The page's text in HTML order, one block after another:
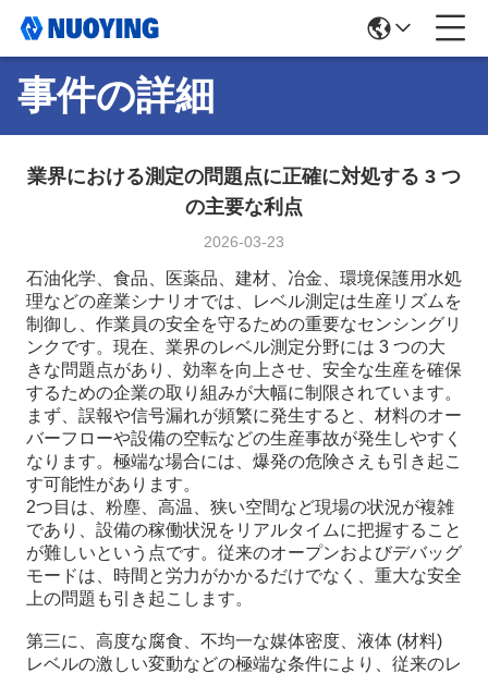
事件の詳細
業界における測定の問題点に正確に対処する 3 つ
の主要な利点
2026-03-23
石油化学、食品、医薬品、建材、冶金、環境保護用水処
理などの産業シナリオでは、レベル測定は生産リズムを
制御し、作業員の安全を守るための重要なセンシングリ
ンクです。現在、業界のレベル測定分野には 3 つの大
きな問題点があり、効率を向上させ、安全な生産を確保
するための企業の取り組みが大幅に制限されています。
まず、誤報や信号漏れが頻繁に発生すると、材料のオー
バーフローや設備の空転などの生産事故が発生しやすく
なります。極端な場合には、爆発の危険さえも引き起こ
す可能性があります。
2つ目は、粉塵、高温、狭い空間など現場の状況が複雑
であり、設備の稼働状況をリアルタイムに把握すること
が難しいという点です。従来のオープンおよびデバッグ
モードは、時間と労力がかかるだけでなく、重大な安全
上の問題も引き起こします。
第三に、高度な腐食、不均一な媒体密度、液体 (材料)
レベルの激しい変動などの極端な条件により、従来のレ